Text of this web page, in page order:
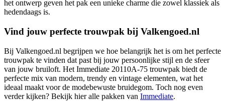
het ontwerp geven het pak een unieke charme die zowel klassiek als
hedendaags is.
Vind jouw perfecte trouwpak bij Valkengoed.nl
Bij Valkengoed.nl begrijpen we hoe belangrijk het is om het perfecte
trouwpak te vinden dat past bij jouw persoonlijke stijl en de sfeer
van jouw bruiloft. Het Immediate 20110A-75 trouwpak biedt de
perfecte mix van modern, trendy en vintage elementen, wat het
ideaal maakt voor de modebewuste bruidegom. Toch nog even
verder kijken? Bekijk hier alle pakken van Immediate.